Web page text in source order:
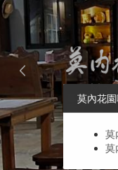
莫內花
莫
莫